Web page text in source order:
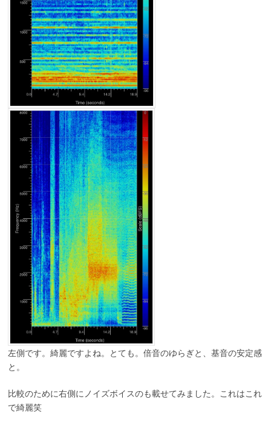
左側です。綺麗ですよね。とても。倍音のゆらぎと、基音の安定感
と。
比較のために右側にノイズボイスのも載せてみました。これはこれ
で綺麗笑